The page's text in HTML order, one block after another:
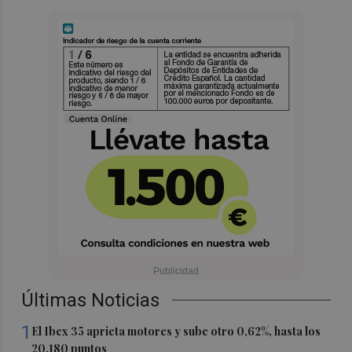
Últimas Noticias
1 El Ibex 35 aprieta motores y sube otro 0,62%, hasta los
20.180 puntos